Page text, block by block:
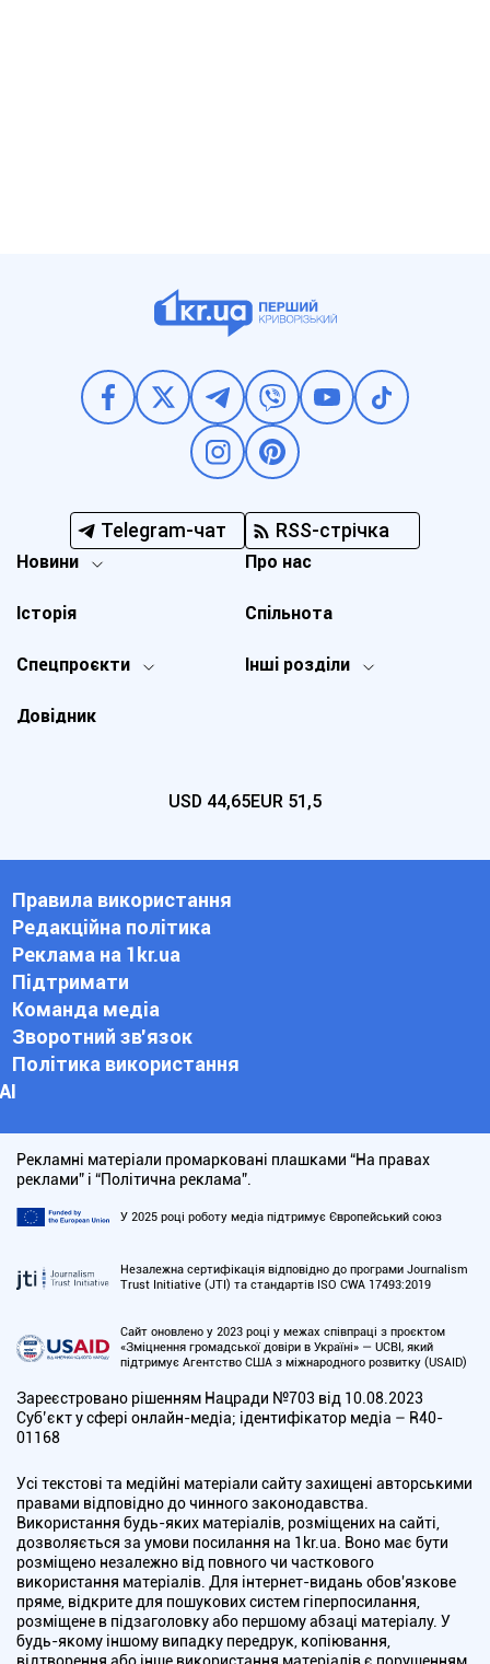
Telegram-чат RSS-стрічка
Новини
Спецпроєкти Інші розділи
Історія
Про нас
Довідник
Спільнота
USD 44,65EUR 51,5
Правила використання
Редакційна політика
Реклама на 1kr.ua
Підтримати
Команда медіа
Зворотний зв'язок
Політика використання
АІ
Рекламні матеріали промарковані плашками “На правах
реклами” і “Політична реклама”.
У 2025 році роботу медіа підтримує Європейський союз
Незалежна сертифікація відповідно до програми Journalism
Trust Initiative (JTI) та стандартів ISO CWA 17493:2019
Сайт оновлено у 2023 році у межах співпраці з проєктом
«Зміцнення громадської довіри в Україні» — UCBI, який
підтримує Агентство США з міжнародного розвитку (USAID)
Зареєстровано рішенням Нацради №703 від 10.08.2023
Cуб’єкт у сфері онлайн-медіа; ідентифікатор медіа – R40-
01168
Усі текстові та медійні матеріали сайту захищені авторськими
правами відповідно до чинного законодавства.
Використання будь-яких матеріалів, розміщених на сайті,
дозволяється за умови посилання на 1kr.ua. Воно має бути
розміщено незалежно від повного чи часткового
використання матеріалів. Для інтернет-видань обов'язкове
пряме, відкрите для пошукових систем гіперпосилання,
розміщене в підзаголовку або першому абзаці матеріалу. У
будь-якому іншому випадку передрук, копіювання,